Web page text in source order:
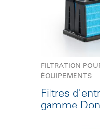
FILTRATION
ÉQUIPEMENTS
Filtres
gamme